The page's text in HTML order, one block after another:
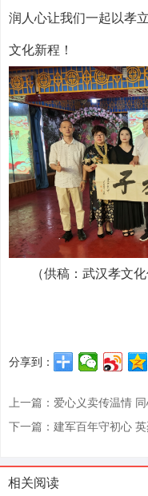
润人心让我们一起以孝
文化新程！
（供稿：武汉孝文化
分享到：
相关阅读